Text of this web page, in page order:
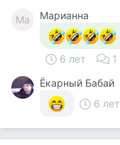
Ма Марианна
6 лет 1
Ёкарный Бабай
6 лет